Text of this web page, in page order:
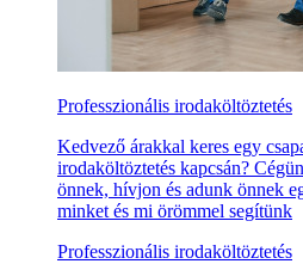
Professzionális irodaköltöztetés
Kedvező árakkal keres egy
irodaköltöztetés kapcsán?
önnek, hívjon és adunk önnek
minket és mi örömmel segítünk
Professzionális irodaköltöztetés